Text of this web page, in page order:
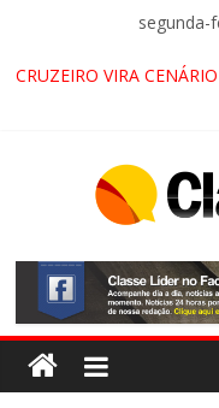
segunda-
CRUZEIRO VIRA
PROMOTOR DO GAECO
ACESSO À APARECIDA
ALTERNATIVAS
LORENA,
PELA FÁBRICA DA